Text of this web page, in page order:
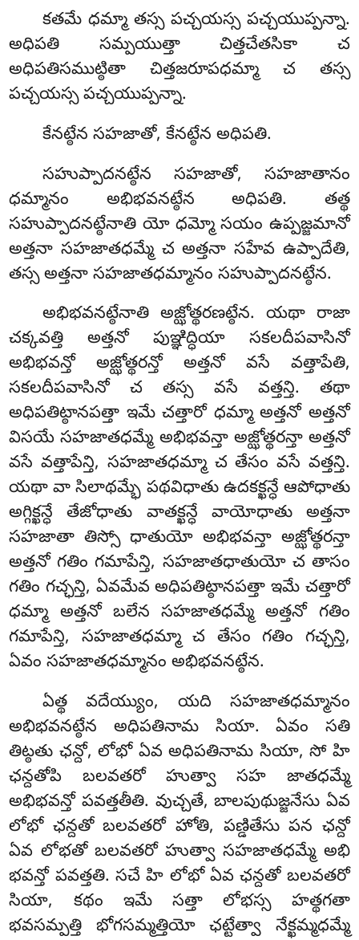
కతమే ధమ్మా తస్స పచ్చయస్స పచ్చయుప్పన్నా.
అధిపతి సమ్పయుత్తా చిత్తచేతసికా చ
అధిపతిసముట్ఠితా చిత్తజరూపధమ్మా చ తస్స
పచ్చయస్స పచ్చయుప్పన్నా.
కేనట్ఠేన సహజాతో, కేనట్ఠేన అధిపతి.
సహుప్పాదనట్ఠేన సహజాతో, సహజాతానం
ధమ్మానం అభిభవనట్ఠేన అధిపతి. తత్థ
సహుప్పాదనట్ఠేనాతి యో ధమ్మో సయం ఉప్పజ్జమానో
అత్తనా సహజాతధమ్మే చ అత్తనా సహేవ ఉప్పాదేతి,
తస్స అత్తనా సహజాతధమ్మానం సహుప్పాదనట్ఠేన.
అభిభవనట్ఠేనాతి అజ్ఝోత్థరణట్ఠేన. యథా రాజా
చక్కవత్తి అత్తనో పుఞ్ఞిద్ధియా సకలదీపవాసినో
అభిభవన్తో అజ్ఝోత్థరన్తో అత్తనో వసే వత్తాపేతి,
సకలదీపవాసినో చ తస్స వసే వత్తన్తి. తథా
అధిపతిట్ఠానపత్తా ఇమే చత్తారో ధమ్మా అత్తనో అత్తనో
విసయే సహజాతధమ్మే అభిభవన్తా అజ్ఝోత్థరన్తా అత్తనో
వసే వత్తాపేన్తి, సహజాతధమ్మా చ తేసం వసే వత్తన్తి.
యథా వా సిలాథమ్భే పథవిధాతు ఉదకక్ఖన్ధే ఆపోధాతు
అగ్గిక్ఖన్ధే తేజోధాతు వాతక్ఖన్ధే వాయోధాతు అత్తనా
సహజాతా తిస్సో ధాతుయో అభిభవన్తా అజ్ఝోత్థరన్తా
అత్తనో గతిం గమాపేన్తి, సహజాతధాతుయో చ తాసం
గతిం గచ్ఛన్తి, ఏవమేవ అధిపతిట్ఠానపత్తా ఇమే చత్తారో
ధమ్మా అత్తనో బలేన సహజాతధమ్మే అత్తనో గతిం
గమాపేన్తి, సహజాతధమ్మా చ తేసం గతిం గచ్ఛన్తి,
ఏవం సహజాతధమ్మానం అభిభవనట్ఠేన.
ఏత్థ వదేయ్యుం, యది సహజాతధమ్మానం
అభిభవనట్ఠేన అధిపతినామ సియా. ఏవం సతి
తిట్ఠతు ఛన్దో, లోభో ఏవ అధిపతినామ సియా, సో హి
ఛన్దతోపి బలవతరో హుత్వా సహ జాతధమ్మే
అభిభవన్తో పవత్తతీతి. వుచ్చతే, బాలపుథుజ్జనేసు ఏవ
లోభో ఛన్దతో బలవతరో హోతి, పణ్డితేసు పన ఛన్దో
ఏవ లోభతో బలవతరో హుత్వా సహజాతధమ్మే అభి
భవన్తో పవత్తతి. సచే హి లోభో ఏవ ఛన్దతో బలవతరో
సియా, కథం ఇమే సత్తా లోభస్స హత్థగతా
భవసమ్పత్తి భోగసమ్మత్తియో ఛట్టేత్వా నేక్ఖమ్మధమ్మే